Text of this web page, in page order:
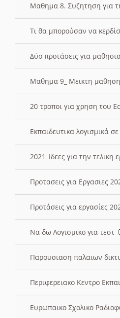
Μαθημα 8. Συζητηση για
Τι θα μπορούσαν να
Δύο προτάσεις για
Μαθημα 9_ Μεικτη μαθηση
20 τροποι για χρηση του
Εκπαιδευτικα λογισμικά
2021_Ιδεες για την τελικη
Προτασεις για Εργασιες
Προτάσεις για εργασίες
Να δω Λογισμικο για τεστ
Παρουσιαση παλαιων
Περιφερειακο Κεντρο
Ευρωπαικο Σχολικο